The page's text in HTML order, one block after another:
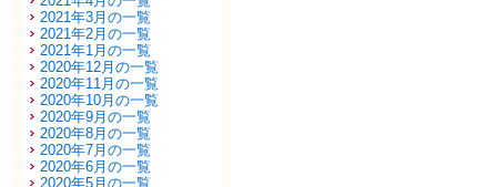
2021年3月の一覧
2021年2月の一覧
2021年1月の一覧
2020年12月の一覧
2020年11月の一覧
2020年10月の一覧
2020年9月の一覧
2020年8月の一覧
2020年7月の一覧
2020年6月の一覧
2020年5月の一覧